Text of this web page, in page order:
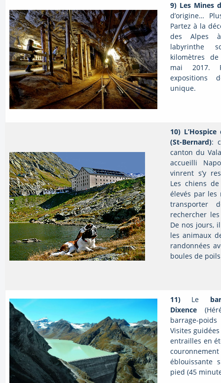
9) Les Mines
d’origine…
Partez à la
des Alpes
labyrinthe
kilomètres
mai 2017.
expositions
unique.
10)
(St-Bernard):
canton du
accueilli
vinrent s’y
Les chiens
élevés par les
transporter
rechercher
De nos jours,
les animaux
randonnées
boules de
11) Le
Dixence
barrage-
Visites
entrailles en
éblouissante
pied (45